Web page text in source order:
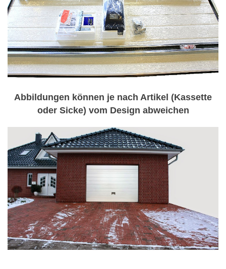
Abbildungen können je nach Artikel (Kassette
oder Sicke) vom Design abweichen